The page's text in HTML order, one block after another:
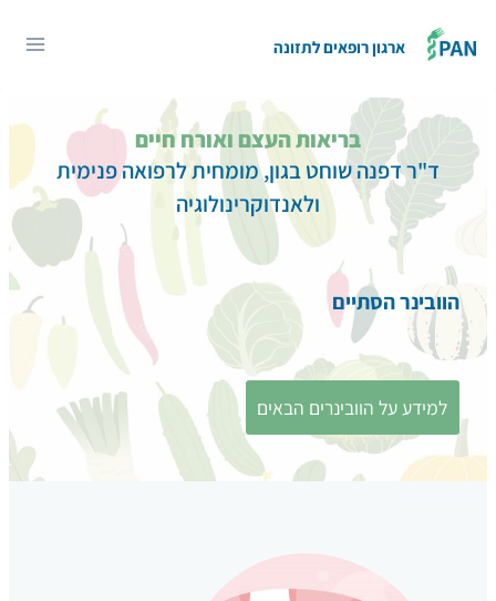
ארגון רופאים לתזונה
בריאות העצם ואורח חיים
ד"ר דפנה שוחט בגון, מומחית לרפואה פנימית
ולאנדוקרינולוגיה
הוובינר הסתיים
למידע על הוובינרים הבאים